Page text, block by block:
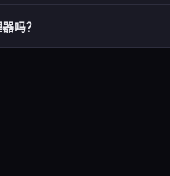
写、小写、数字和符号，可将
16 位
密码管理器）：20–24 位
吗？